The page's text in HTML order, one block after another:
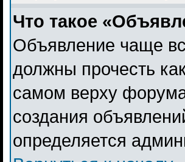
Что такое
Объявление чаще
должны прочесть
самом верху
создания
определяется